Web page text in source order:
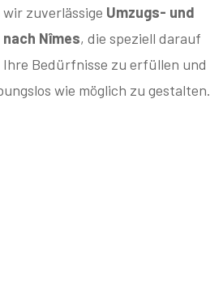
zuverlässige Umzugs- und
Nîmes, die speziell darauf
Bedürfnisse zu erfüllen und
wie möglich zu gestalten.